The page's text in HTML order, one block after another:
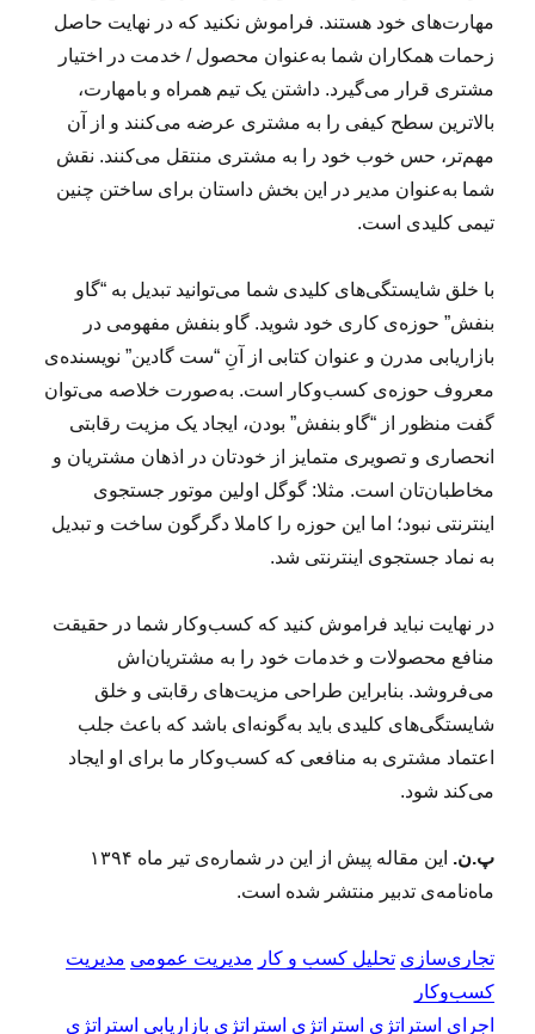
مهارت‌های خود هستند. فراموش نکنید که در نهایت حاصل
زحمات همکاران شما به‌عنوان محصول / خدمت در اختیار
مشتری قرار می‌گیرد. داشتن یک تیم همراه و بامهارت،
بالاترین سطح کیفی را به مشتری عرضه می‌کنند و از آن
مهم‌تر، حس خوب خود را به مشتری منتقل می‌کنند. نقش
شما به‌عنوان مدیر در این بخش داستان برای ساختن چنین
تیمی کلیدی است.
با خلق شایستگی‌های کلیدی شما می‌توانید تبدیل به “گاو
بنفش” حوزه‌ی کاری خود شوید. گاو بنفش مفهومی در
بازاریابی مدرن و عنوان کتابی از آنِ “ست گادین” نویسنده‌ی
معروف حوزه‌ی کسب‌وکار است. به‌صورت خلاصه می‌توان
گفت منظور از “گاو بنفش” بودن، ایجاد یک مزیت رقابتی
انحصاری و تصویری متمایز از خودتان در اذهان مشتریان و
مخاطبان‌تان است. مثلا: گوگل اولین موتور جستجوی
اینترنتی نبود؛ اما این حوزه را کاملا دگرگون ساخت و تبدیل
به نماد جستجوی اینترنتی شد.
در نهایت نباید فراموش کنید که کسب‌وکار شما در حقیقت
منافع محصولات‌ و خدمات خود را به مشتریان‌اش
می‌فروشد. بنابراین طراحی مزیت‌های رقابتی و خلق
شایستگی‌های کلیدی باید به‌گونه‌ای باشد که باعث جلب
اعتماد مشتری به منافعی که کسب‌وکار ما برای او ایجاد
می‌کند شود.
پ.ن.
این مقاله پیش از این در شماره‌ی تیر ماه ۱۳۹۴
ماه‌نامه‌ی تدبیر منتشر شده است.
تجاری‌سازی تحلیل کسب و کار مدیریت عمومی مدیریت
کسب‌و‌کار
اجرای استراتژی استراتژی استراتژی بازاریابی استراتژی